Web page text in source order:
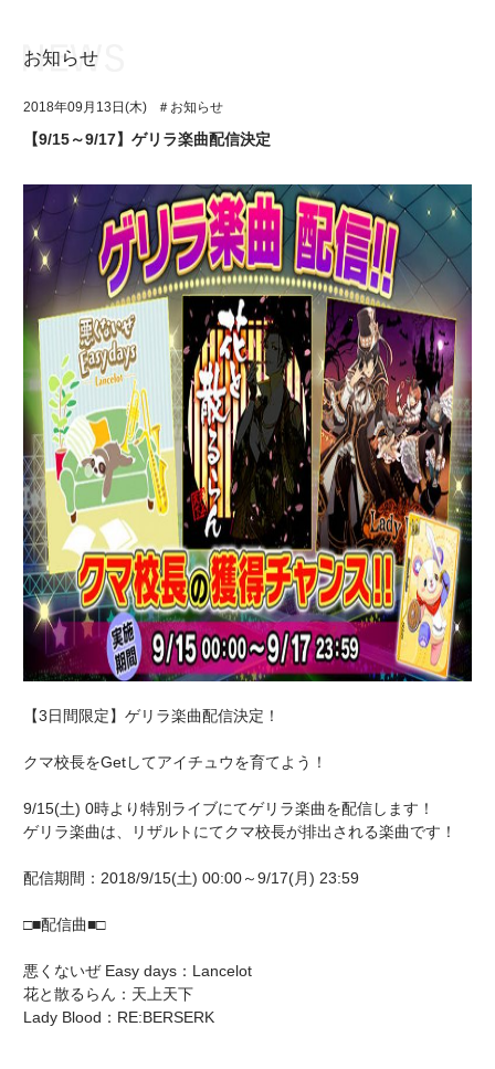
アプリゲーム
イベント・キャンペーン
ミュージック
グッズ・本
ギャラリー
ユニット&キャラクター
アプリゲーム
イベント・キャンペーン
ミュージック
グッズ・本
ギャラリー
お知らせ
2018年09月13日(木) ＃お知らせ
【9/15～9/17】ゲリラ楽曲配信決定
【3日間限定】ゲリラ楽曲配信決定！
クマ校長をGetしてアイチュウを育てよう！
9/15(土) 0時より特別ライブにてゲリラ楽曲を配信します！
ゲリラ楽曲は、リザルトにてクマ校長が排出される楽曲です！
配信期間：2018/9/15(土) 00:00～9/17(月) 23:59
□■配信曲■□
悪くないぜ Easy days：Lancelot
花と散るらん：天上天下
Lady Blood：RE:BERSERK